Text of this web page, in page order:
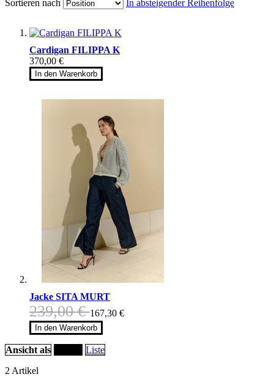
Sortieren nach
In absteigender Reihenfolge
Cardigan FILIPPA K
370,00 €
In den Warenkorb
Jacke SITA MURT
239,00 € 167,30 €
In den Warenkorb
Ansicht als
Liste
2 Artikel